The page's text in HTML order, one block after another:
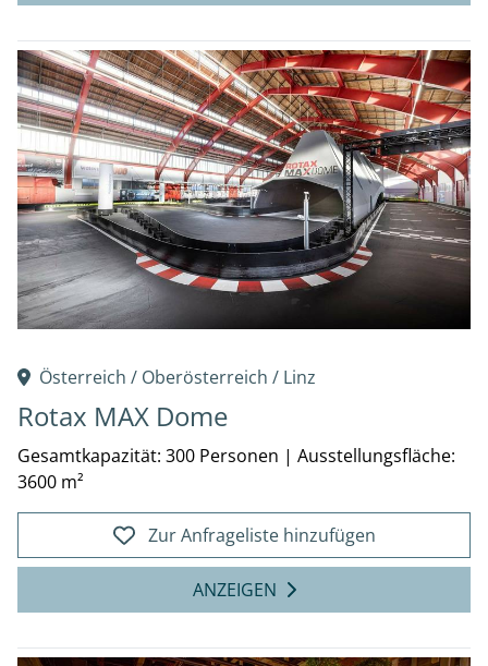
Österreich / Oberösterreich / Linz
Rotax MAX Dome
Gesamtkapazität: 300 Personen | Ausstellungsfläche:
3600 m²
Zur Anfrageliste hinzufügen
ANZEIGEN